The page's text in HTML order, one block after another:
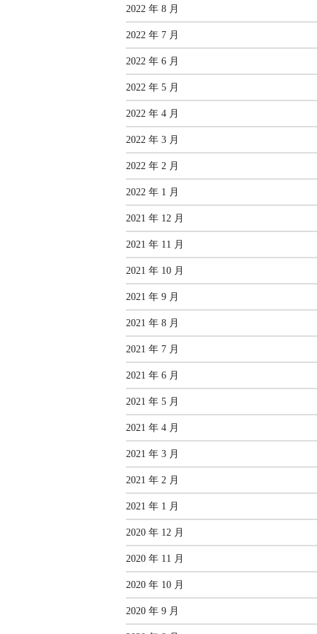
2022 年 8 月
2022 年 7 月
2022 年 6 月
2022 年 5 月
2022 年 4 月
2022 年 3 月
2022 年 2 月
2022 年 1 月
2021 年 12 月
2021 年 11 月
2021 年 10 月
2021 年 9 月
2021 年 8 月
2021 年 7 月
2021 年 6 月
2021 年 5 月
2021 年 4 月
2021 年 3 月
2021 年 2 月
2021 年 1 月
2020 年 12 月
2020 年 11 月
2020 年 10 月
2020 年 9 月